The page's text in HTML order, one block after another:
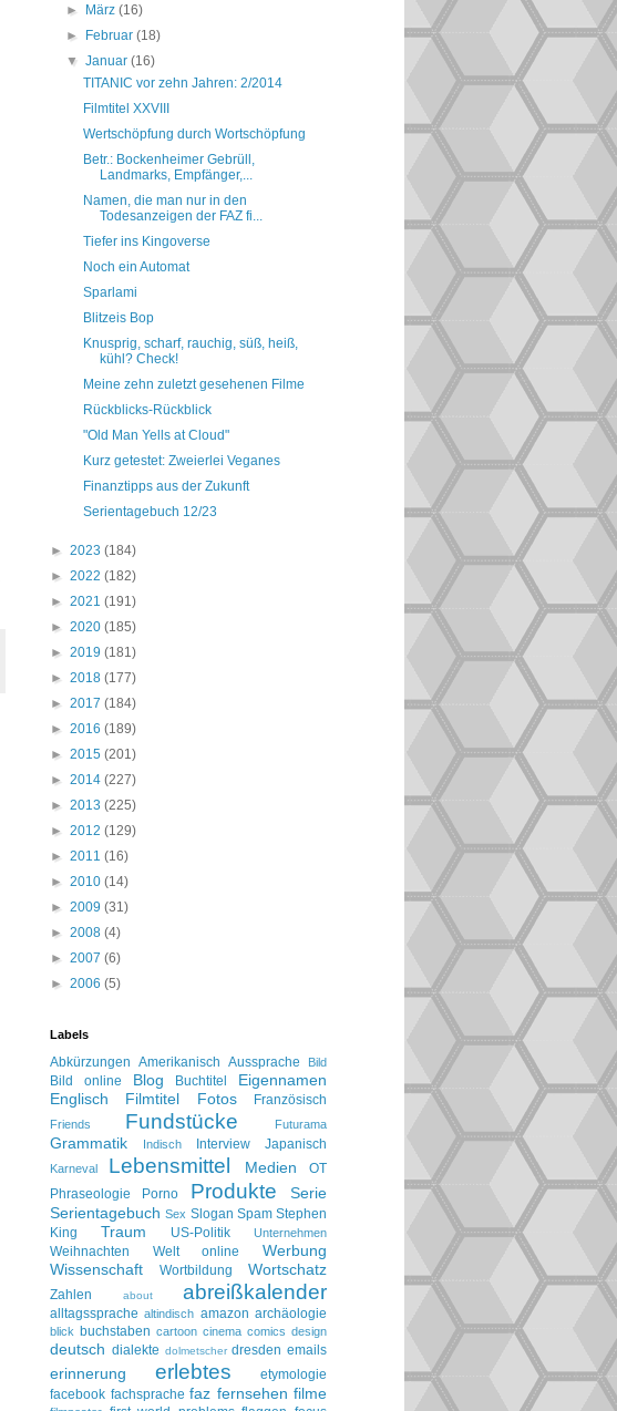
►
März(16)
►
Februar(18)
▼Januar(16)
TITANIC vor zehn Jahren: 2/2014
Filmtitel XXVIII
Wertschöpfung durch Wortschöpfung
Betr.: Bockenheimer Gebrüll,
Landmarks, Empfänger,...
Namen, die man nur in den
Todesanzeigen der FAZ fi...
Tiefer ins Kingoverse
Noch ein Automat
Sparlami
Blitzeis Bop
Knusprig, scharf, rauchig, süß, heiß,
kühl? Check!
Meine zehn zuletzt gesehenen Filme
Rückblicks-Rückblick
"Old Man Yells at Cloud"
Kurz getestet: Zweierlei Veganes
Finanztipps aus der Zukunft
Serientagebuch 12/23
► 2023 (184)
► 2022 (182)
► 2021 (191)
► 2020 (185)
► 2019 (181)
► 2018 (177)
► 2017 (184)
► 2016 (189)
► 2015 (201)
► 2014 (227)
► 2013 (225)
► 2012 (129)
► 2011 (16)
► 2010 (14)
► 2009 (31)
► 2008 (4)
► 2007 (6)
► 2006 (5)
Labels
Abkürzungen Amerikanisch Aussprache Bild
Bild online Blog Buchtitel
Eigennamen
Englisch
Filmtitel Fotos Französisch
Friends Fundstücke Futurama
Grammatik Indisch Interview Japanisch
Karneval Lebensmittel Medien
OT
Phraseologie
Porno Produkte
Serie
Serientagebuch Sex Slogan Spam Stephen
King
Traum US-Politik Unternehmen
Weihnachten Welt online
Werbung
Wissenschaft
Wortbildung Wortschatz
Zahlen about abreißkalender
alltagssprache altindisch amazon archäologie
blick buchstaben cartoon cinema comics design
deutsch dialekte dolmetscher dresden emails
erinnerung erlebtes
etymologie
facebook fachsprache faz fernsehen filme